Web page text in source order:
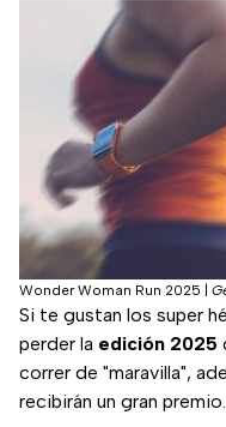
Wonder Woman Run 2025
Si te gustan los super
perder la edición 2025
correr de "maravilla",
recibirán un gran premio.